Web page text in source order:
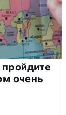
очень